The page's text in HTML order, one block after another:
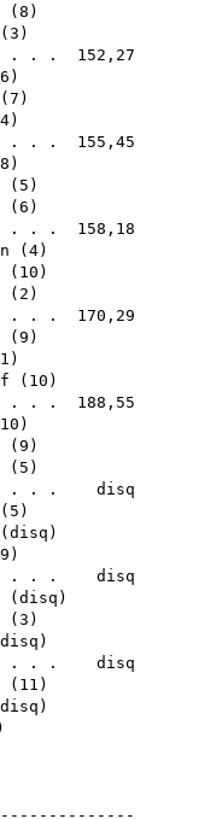
( 8 )
( 3 )
. . 152,27
6 )
( 7 )
4)
. . 155,45
8 )
( 5 )
( 6 )
. . 158,18
( 4)
( 10 )
( 2 )
. . 170,29
( 9 )
1 )
( 10 )
. . 188,55
10 )
( 9 )
( 5 )
. . . disq
( 5 )
( disq )
9 )
. . . disq
( disq )
( 3 )
disq )
. . . disq
( 11 )
disq )
()